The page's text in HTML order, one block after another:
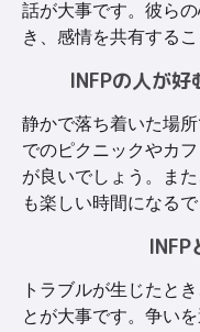
話が大事です。彼ら
き、感情を共有するこ
INFPの人が
静かで落ち着いた場
でのピクニックやカ
が良いでしょう。ま
も楽しい時間になるで
トラブルが生じたと
とが大事です。争い